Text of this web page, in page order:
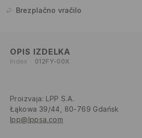
Brezplačno vračilo
OPIS IZDELKA
Index 012FY-00X
Proizvaja: LPP S.A.
Łąkowa 39/44, 80-769 Gdańsk
lpp@lppsa.com